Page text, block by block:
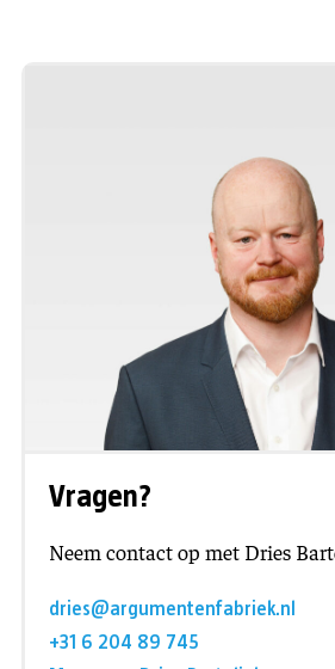
Vragen?
Neem contact op met Dries
dries@argumentenfabriek.nl
+31 6 204 89 745